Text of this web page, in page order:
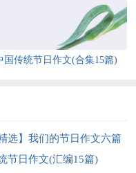
国传统节日作文(合集15篇)
精选】我们的节日作文六篇
节日作文(汇编15篇)